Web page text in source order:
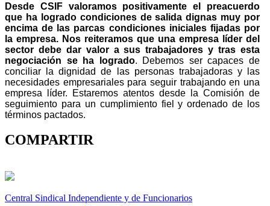
Desde CSIF valoramos positivamente el preacuerdo
que ha logrado condiciones de salida dignas muy por
encima de las parcas condiciones iniciales fijadas por
la empresa. Nos reiteramos que una empresa líder del
sector debe dar valor a sus trabajadores y tras esta
negociación se ha logrado. Debemos ser capaces de
conciliar la dignidad de las personas trabajadoras y las
necesidades empresariales para seguir trabajando en una
empresa líder. Estaremos atentos desde la Comisión de
seguimiento para un cumplimiento fiel y ordenado de los
términos pactados.
COMPARTIR
Central Sindical Independiente y de Funcionarios